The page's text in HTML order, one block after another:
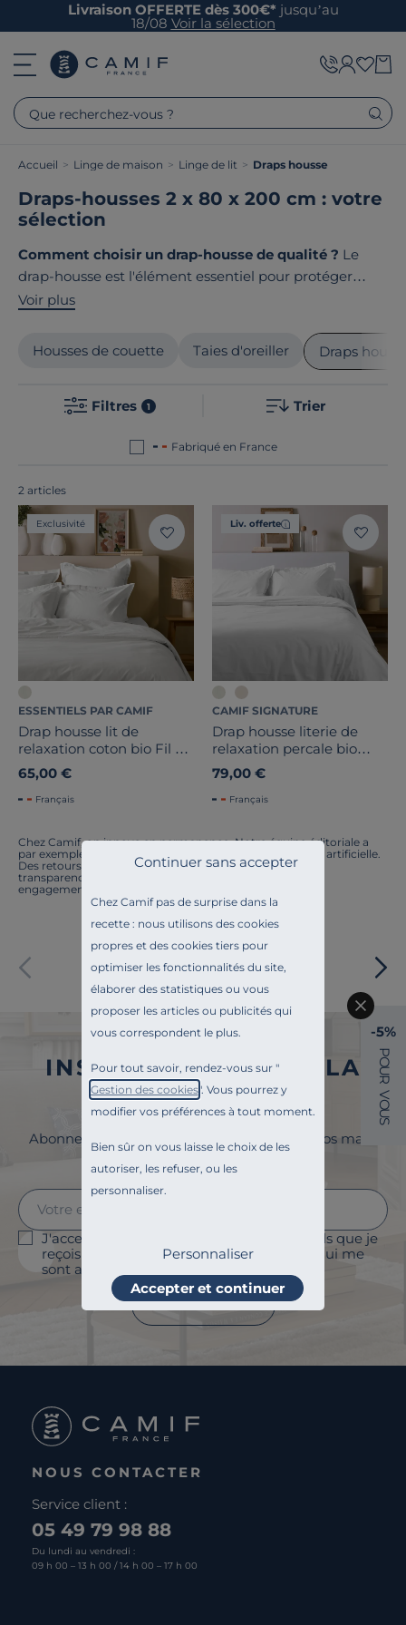
Chez Camif pas de surprise dans la
recette : nous utilisons des cookies
propres et des cookies tiers pour
optimiser les fonctionnalités du site,
élaborer des statistiques ou vous
proposer les articles ou publicités qui
vous correspondent le plus.
Pour tout savoir, rendez-vous sur "
Gestion des cookies". Vous pourrez y
modifier vos préférences à tout moment.
Bien sûr on vous laisse le choix de les
autoriser, les refuser, ou les
personnaliser.
Continuer sans accepter
Personnaliser
Accepter et continuer
Livraison OFFERTE dès 300€* jusqu’au
18/08 Voir la sélection
Que recherchez-vous ?
Accueil > Linge de maison > Linge de lit > Draps housse
Draps-housses 2 x 80 x 200 cm : votre
sélection
Comment choisir un drap-housse de qualité ? Le
drap-housse est l'élément essentiel pour protéger
votre matelas et assurer votre confort. Coton
offre des qualités uniques. Chez Camif, nos draps-
housses haut de gamme allient tissage serré, qualité
commun de nos draps housse ? Ils sont tousfabriqués
Voir plus
Housses de couette Taies d'oreiller Draps
Filtres 1 Trier
Fabriqué en France
2 articles
Exclusivité
ESSENTIELS PAR CAMIF
Drap housse lit de
relaxation coton bio Fil &
Sens
65,00 €
Français
Liv. offerte
CAMIF SIGNATURE
Drap housse literie de
relaxation percale bio
Elise
79,00 €
Français
Chez Camif, on innove en permanence. Notre équipe éditoriale a
par exemple généré cette page à l'aide d'une intelligence artificielle.
Des retours ? Nous sommes à l'écoute. Tout comme la
transparence, l'amélioration continue fait partie de nos
engagements.
Marque
Prix
Promotion
Note des clients
Certifications et labels
Pays de fabrication
Paiement sécurisé
INSCRIVEZ-VOUS À LA
NEWSLETTER
Abonnez-vous à la newsletter et surveillez vos mails
pour profiter de 5% de remise !
J'accepte le suivi des ouvertures des emails que je
reçois afin de personnaliser les contenus qui me
sont adressés et à des fins statistiques.
Je m'abonne
NOUS CONTACTER
Service client :
05 49 79 98 88
Du lundi au vendredi :
09 h 00 – 13 h 00 / 14 h 00 – 17 h 00
-5%
P
O
U
R
V
O
U
S